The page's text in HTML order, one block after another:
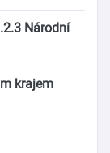
Národní
krajem